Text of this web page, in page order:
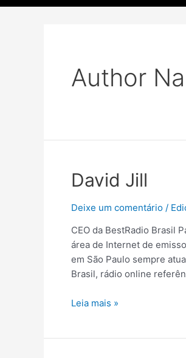
Author
David Jill
Deixe um comentário /
CEO da BestRadio Brasil
área de Internet de
em São Paulo sempre
Brasil, rádio online
Leia mais »